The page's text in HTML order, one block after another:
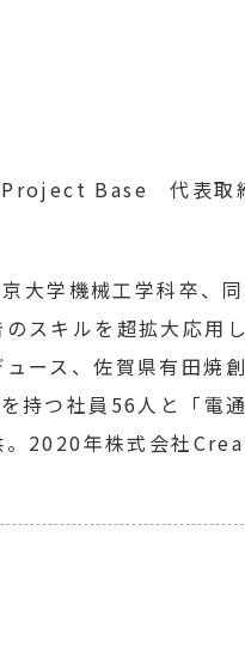
Base 代表取
大学機械工学科卒、
のスキルを超拡大応
ース、佐賀県有田焼
持つ社員56人と「電
。2020年株式会社